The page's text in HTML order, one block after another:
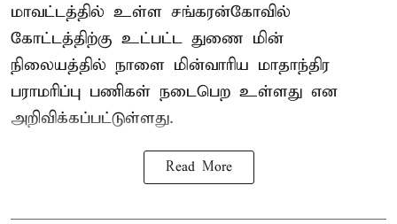
மாவட்டத்தில் உள்ள சங்கரன்கோவில்
கோட்டத்திற்கு உட்பட்ட துணை மின்
நிலையத்தில் நாளை மின்வாரிய மாதாந்திர
பராமரிப்பு பணிகள் நடைபெற உள்ளது என
அறிவிக்கப்பட்டுள்ளது.
Read More